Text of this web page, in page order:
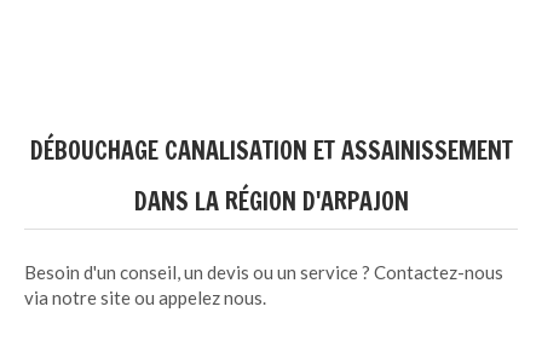
DÉBOUCHAGE CANALISATION ET ASSAINISSEMENT
DANS LA RÉGION D'ARPAJON
Besoin d'un conseil, un devis ou un service ? Contactez-nous
via notre site ou appelez nous.